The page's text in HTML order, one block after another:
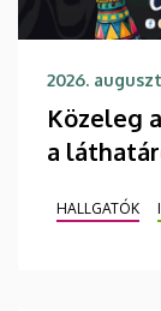
2026.
Közeleg
a
HALLGATÓK